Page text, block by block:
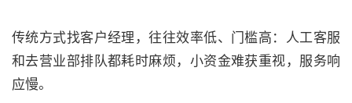
传统方式找客户经理，往往效率低、门槛高：人工客服
和去营业部排队都耗时麻烦，小资金难获重视，服务响
应慢。